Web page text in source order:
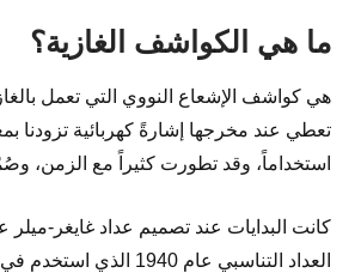
ما هي الكواشف الغازية؟
هي كواشف الإشعاع النووي التي تعمل
تعطي عند مخرجها إشارةً كهربائية تزودنا
استخداماً، وقد تطورت كثيراً مع الزمن،
العداد التناسبي عام 1940 الذي استخدم في الكشف، وقياس طاقة الأشعة، وكذلك مراقبة عمل المفاعلات.